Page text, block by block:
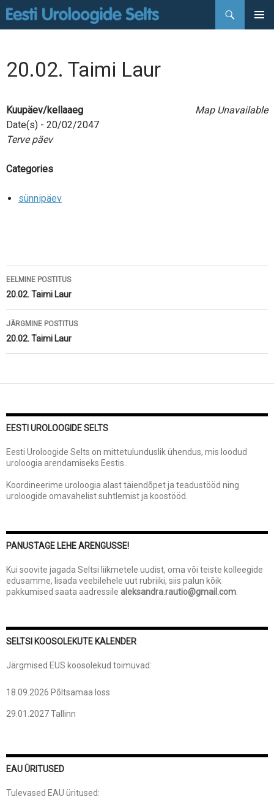
Otsi
20.02. Taimi Laur
Map Unavailable
Kuupäev/kellaaeg
Date(s) - 20/02/2047
Terve päev
Categories
sünnipäev
Postituste
töölaud
EELMINE POSTITUS
20.02. Taimi Laur
JÄRGMINE POSTITUS
20.02. Taimi Laur
EESTI UROLOOGIDE SELTS
Eesti Uroloogide Selts on mittetulunduslik ühendus, mis loodud
uroloogia arendamiseks Eestis.
Koordineerime uroloogia alast täiendõpet ja teadustööd ning
uroloogide omavahelist suhtlemist ja koostööd.
PANUSTAGE LEHE ARENGUSSE!
Kui soovite jagada Seltsi liikmetele uudist, oma või teiste kolleegide
edusamme, lisada veebilehele uut rubriiki, siis palun kõik
pakkumised saata aadressile aleksandra.rautio@gmail.com
SELTSI KOOSOLEKUTE KALENDER
Järgmised EUS koosolekud toimuvad:
18.09.2026 Põltsamaa loss
29.01.2027 Tallinn
EAU ÜRITUSED
Tulevased EAU üritused: